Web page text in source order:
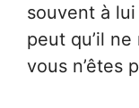
souvent à
peut qu’il
vous n’êtes